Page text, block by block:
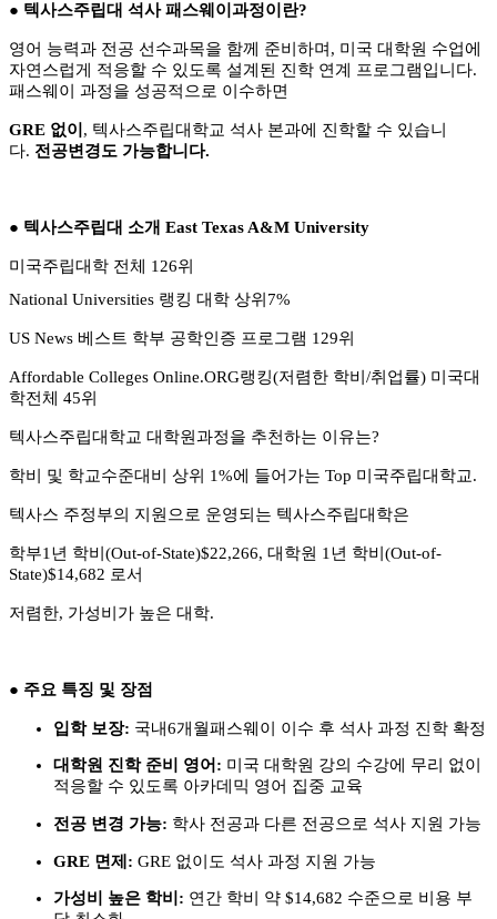
● 텍사스주립대 석사 패스웨이과정이란?
영어 능력과 전공 선수과목을 함께 준비하며 , 미국 대학원 수업에
자연스럽게 적응할 수 있도록 설계된 진학 연계 프로그램입니다.
패스웨이 과정을 성공적으로 이수하면
GRE 없이 , 텍사스주립대학교 석사 본과에 진학할 수 있습니
다. 전공변경도 가능합니다.
● 텍사스주립대 소개 East Texas A&M University
미국주립대학 전체 126위
National Universities 랭킹 대학 상위 7%
US News 베스트 학부 공학인증 프로그램 129위
Affordable Colleges Online.ORG랭킹(저렴한 학비 /취업률)​ 미국대
학전체 45위
텍사스주립대학교 대학원과정을 추천하는 이유는?​
학비 및 학교수준대비 상위 1%에 들어가는 Top 미국주립대학교.
텍사스 주정부의 지원으로 운영되는 텍사스주립대학은
학부1 년 학비 (Out-of-State)$22,266, 대학원 1 년 학비 (Out-of-
State)$14,682 로서
저렴한, 가성비가 높은 대학.
● 주요 특징 및 장점
입학 보장: 국내6개월패스웨이 이수 후 석사 과정 진학 확정
대학원 진학 준비 영어 : 미국 대학원 강의 수강에 무리 없이
적응할 수 있도록 아카데믹 영어 집중 교육
전공 변경 가능: 학사 전공과 다른 전공으로 석사 지원 가능
GRE 면제 : GRE 없이도 석사 과정 지원 가능
가성비 높은 학비 : 연간 학비 약 $14,682 수준으로 비용 부